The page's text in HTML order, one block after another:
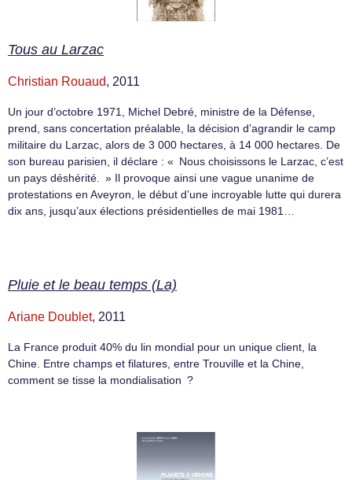
Tous au Larzac
Christian Rouaud, 2011
Un jour d’octobre 1971, Michel Debré, ministre de la Défense,
prend, sans concertation préalable, la décision d’agrandir le camp
militaire du Larzac, alors de 3 000 hectares, à 14 000 hectares. De
son bureau parisien, il déclare : « Nous choisissons le Larzac, c’est
un pays déshérité. » Il provoque ainsi une vague unanime de
protestations en Aveyron, le début d’une incroyable lutte qui durera
dix ans, jusqu’aux élections présidentielles de mai 1981…
Pluie et le beau temps (La)
Ariane Doublet, 2011
La France produit 40% du lin mondial pour un unique client, la
Chine. Entre champs et filatures, entre Trouville et la Chine,
comment se tisse la mondialisation ?